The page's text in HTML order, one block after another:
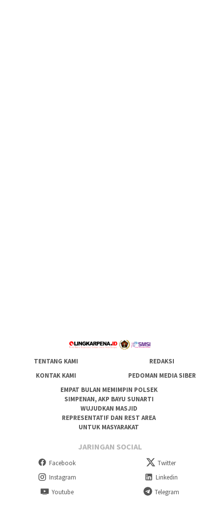
TENTANG KAMI
REDAKSI
KONTAK KAMI
PEDOMAN MEDIA SIBER
EMPAT BULAN MEMIMPIN POLSEK
SIMPENAN, AKP BAYU SUNARTI
WUJUDKAN MASJID
REPRESENTATIF DAN REST AREA
UNTUK MASYARAKAT
JARINGAN SOCIAL
Facebook
Twitter
Instagram
Linkedin
Youtube
Telegram